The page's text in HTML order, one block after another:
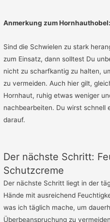
Anmerkung zum Hornhauthobel:
Sind die Schwielen zu stark
zum Einsatz, dann solltest Du
nicht zu scharfkantig zu halten,
zu vermeiden. Auch hier gilt,
Hornhaut, ruhig etwas weniger
nachbearbeiten. Du wirst schnell
darauf.
Der nächste Schritt:
Schutzcreme
Der nächste Schritt liegt in der
Hände mit ausreichend
was ich täglich mache, um
Überbeanspruchung zu